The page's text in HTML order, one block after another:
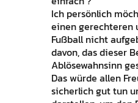
Ich persönlich
einen gerechteren
Fußball nicht
davon, das dieser
Ablösewahnsinn
Das würde allen
sicherlich gut tun